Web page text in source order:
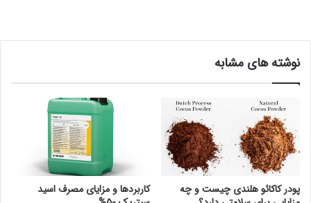
نوشته های مشابه
پودر کاکائو هلندی چیست و چه
کاربردها و مزایای مصرف اسید